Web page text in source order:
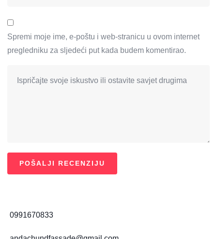
Spremi moje ime, e-poštu i web-stranicu u ovom internet
pregledniku za sljedeći put kada budem komentirao.
0991670833